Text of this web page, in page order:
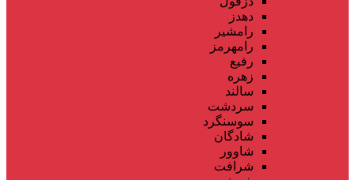
دهدز
رامشیر
رامهرمز
رفیع
زهره
سالند
سردشت
سوسنگرد
شادگان
شاوور
شرافت